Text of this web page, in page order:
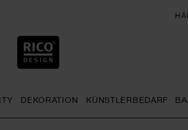
DEKORATION KÜNSTLERBEDARF